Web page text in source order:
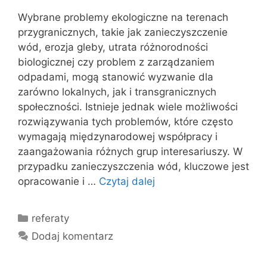
Wybrane problemy ekologiczne na terenach
przygranicznych, takie jak zanieczyszczenie
wód, erozja gleby, utrata różnorodności
biologicznej czy problem z zarządzaniem
odpadami, mogą stanowić wyzwanie dla
zarówno lokalnych, jak i transgranicznych
społeczności. Istnieje jednak wiele możliwości
rozwiązywania tych problemów, które często
wymagają międzynarodowej współpracy i
zaangażowania różnych grup interesariuszy. W
przypadku zanieczyszczenia wód, kluczowe jest
opracowanie i … Czytaj dalej
Kategorie
referaty
Dodaj komentarz